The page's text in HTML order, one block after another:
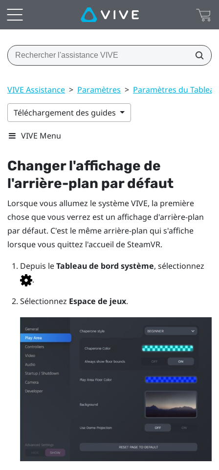
VIVE Assistance > Paramètres > Paramètres du
Téléchargement des guides
VIVE Menu
Changer l'affichage de
l'arrière-plan par défaut
Lorsque vous allumez le systèmeVIVE, la première
chose que vous verrez est un affichage d'arrière-plan
par défaut. C'est le même arrière-plan qui s'affiche
lorsque vous quittez l'accueil deSteamVR.
Depuis leTableau de bord système, sélectionnez
.
Sélectionnez Espace de jeux.